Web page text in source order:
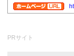
PRサイト